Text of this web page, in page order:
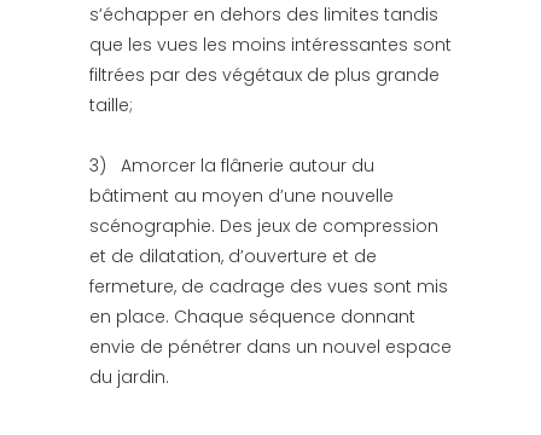
s’échapper en dehors des limites tandis
que les vues les moins intéressantes sont
filtrées par des végétaux de plus grande
taille;
3) Amorcer la flânerie autour du
bâtiment au moyen d’une nouvelle
scénographie. Des jeux de compression
et de dilatation, d’ouverture et de
fermeture, de cadrage des vues sont mis
en place. Chaque séquence donnant
envie de pénétrer dans un nouvel espace
du jardin.